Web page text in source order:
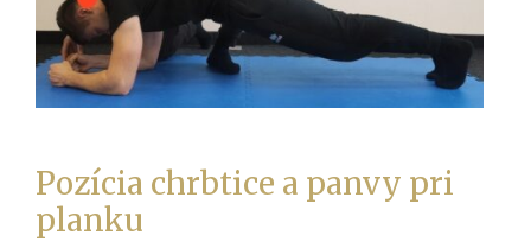
Pozícia chrbtice a panvy pri
planku